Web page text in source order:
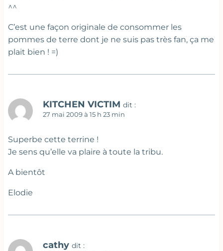
^^
C’est une façon originale de consommer les
pommes de terre dont je ne suis pas très fan, ça me
plait bien ! =)
KITCHEN VICTIM dit :
27 mai 2009 à 15 h 23 min
Superbe cette terrine !
Je sens qu’elle va plaire à toute la tribu.
A bientôt
Elodie
cathy dit :